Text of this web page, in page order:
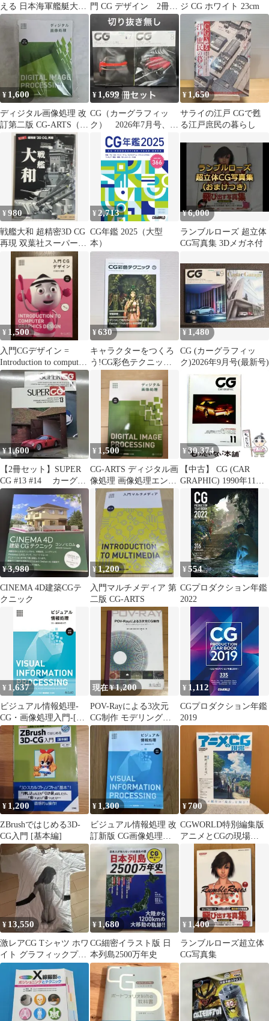
える 日本海軍艦艇大図
鑑
門 CG デザイン 2冊セ
ット
ジ CG ホワイト 23cm
¥ 1,600
ディジタル画像処理 改
訂第二版 CG-ARTS（ペ
ージ裁断）
¥ 1,699
CG（カーグラフィッ
ク） 2026年7月号、8
月号【２冊】〈7月号_
特別付録⭕️〉
¥ 1,650
サライの江戸 CGで甦
る江戸庶民の暮らし
¥980
戦艦大和 超精密3D CG
再現 双葉社スーパーム
¥2,713
CG年鑑 2025（大型
本）
¥6,000
ランブルローズ 超立体
CG写真集 3Dメガネ付
¥ 1,500
入門CGデザイン =
Introduction to computer
gra…
¥630
キャラクターをつくろ
う!CG彩色テクニック
¥ 1,480
CG (カーグラフィッ
ク)2026年9月号(最新号)
¥1,600
【2冊セット】SUPER
CG #13 #14 カーグラ
フィック別冊
¥ 1,500
CG-ARTS ディジタル画
像処理 画像処理エンジ
ニア検定 改訂新版
¥ 30,374
【中古】 CG (CAR
GRAPHIC) 1990年11月
号 / 二玄社 / 二玄社
¥3,980
CINEMA 4D建築CGテ
クニック
¥1,200
入門マルチメディア 第
二版 CG-ARTS
¥554
CGプロダクション年鑑
2022
¥ 1,637
ビジュアル情報処理-
CG・画像処理入門-[改
訂新版]
現在 ¥1,200
POV-Rayによる3次元
CG制作 モデリングか
らアニメーションまで
¥ 1,112
CGプロダクション年鑑
2019
¥ 1,200
ZBrushではじめる3D-
CG入門 [基本編]
¥ 1,300
ビジュアル情報処理 改
訂新版 CG画像処理入
門
¥700
CGWORLD特別編集版
アニメとCGの現場
2017 君の名は。
¥ 13,550
激レアCG Tシャツ ホワ
イト グラフィックプリ
ント M
¥ 1,680
CG細密イラスト版 日
本列島2500万年史
¥ 1,400
ランブルローズ超立体
CG写真集